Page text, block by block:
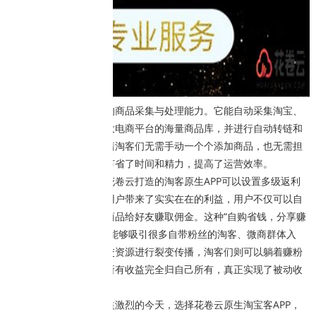
该系统还具备强大的商品采集与处理能力。它能自动采集淘宝、
天猫、京东、拼多多四大电商平台的海量商品库，并进行自动转链和
自动高佣设置。这意味着淘客们无需手动一个个添加商品，也无需担
心佣金比例问题，大大节省了时间和精力，提高了运营效率。
更值得一提的是，花卷云打造的淘客原生APP可以设置多级返利
系统。这一创新模式为用户带来了实实在在的利益，用户不仅可以自
购省钱，还能通过分享商品给好友赚取佣金。这种“自购省钱，分享赚
钱”的模式极具吸引力，能够吸引很多自带粉丝的淘客、微商群体入
驻。他们利用自身的社交资源进行裂变传播，淘客们则可以躺着赚粉
丝、躺着赚佣金，而且所有收益完全归自己所有，真正实现了被动收
在淘客行业竞争日益激烈的今天，选择花卷云原生淘宝客APP，